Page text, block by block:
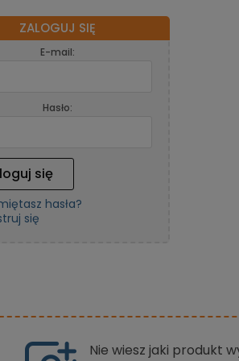
ZALOGUJ SIĘ
E-mail:
Hasło:
się
hasła?
się
Nie wiesz jaki produkt